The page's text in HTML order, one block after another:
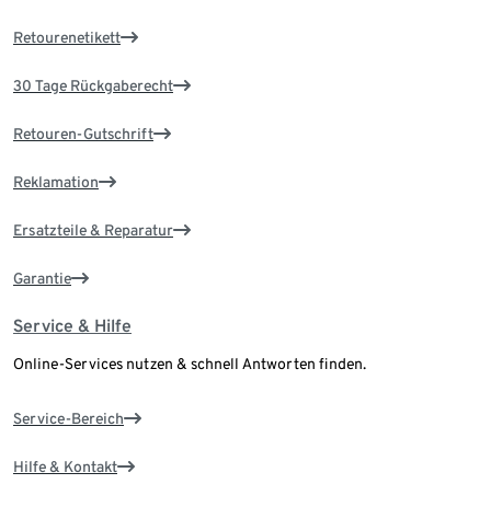
Retourenetikett
30 Tage Rückgaberecht
Retouren-Gutschrift
Reklamation
Ersatzteile & Reparatur
Garantie
Service & Hilfe
Online-Services nutzen & schnell Antworten finden.
Service-Bereich
Hilfe & Kontakt